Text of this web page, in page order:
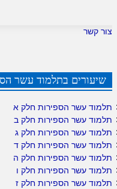
צור קשר
שיעורים בתלמוד עשר
תלמוד עשר הספירות חלק א
תלמוד עשר הספירות חלק ב
תלמוד עשר הספירות חלק ג
תלמוד עשר הספירות חלק ד
תלמוד עשר הספירות חלק ה
תלמוד עשר הספירות חלק ו
תלמוד עשר הספירות חלק ז